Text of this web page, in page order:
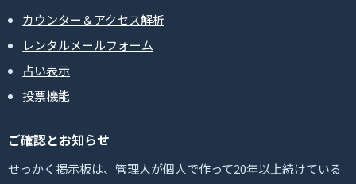
カウンター＆アクセス解析
レンタルメールフォーム
占い表示
投票機能
ご確認とお知らせ
せっかく掲示板は、管理人が個人で作って20年以上続けている